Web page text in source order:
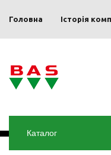
Головна Історія
Каталог